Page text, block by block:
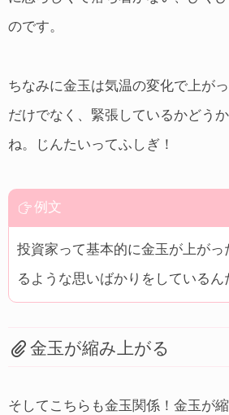
のです。
ちなみに金玉は気温の変化で上が
だけでなく、緊張しているかどう
ね。じんたいってふしぎ！
例文
投資家って基本的に金玉が上がっ
るような思いばかりをしているん
金玉が縮み上がる
そしてこちらも金玉関係！金玉が